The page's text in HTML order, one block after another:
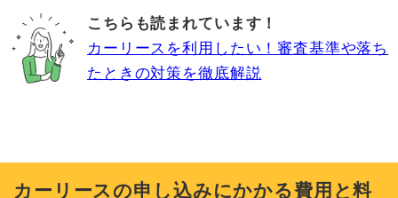
こちらも読まれています！
カーリースを利用したい！審査基準や落ち
たときの対策を徹底解説
カーリースの申し込みにかかる費用と料